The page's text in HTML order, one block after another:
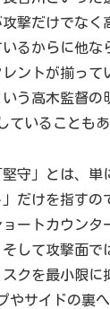
撃だけでなく
るからに他な
ントが揃って
う高木監督の
ていることもあ
守」とは、単
だけを指すの
ートカウンタ
して攻撃面で
クを最小限に
やサイドの裏